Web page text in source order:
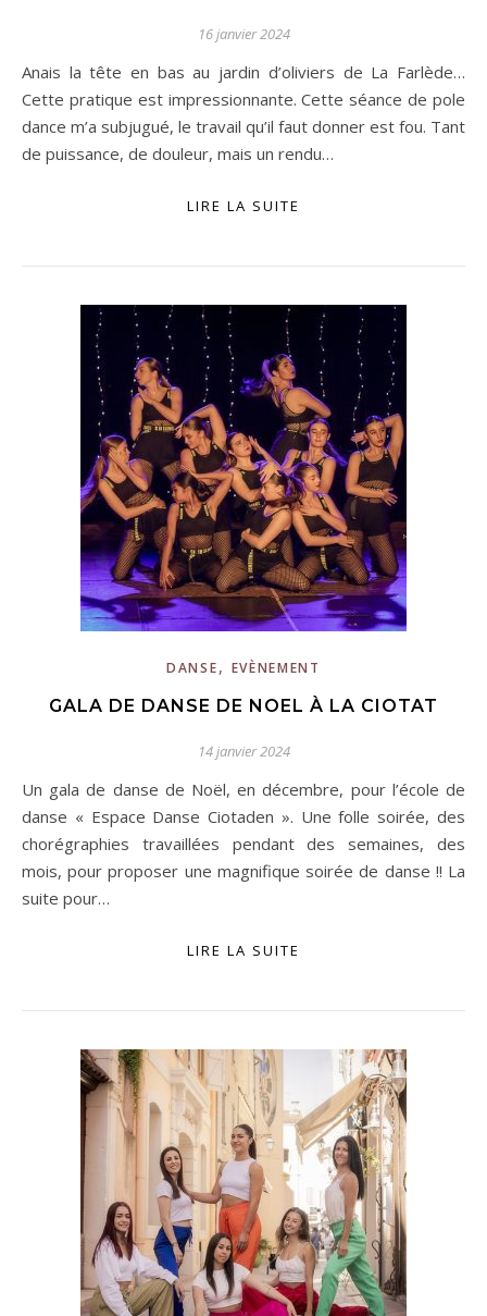
16 janvier 2024
Anais la tête en bas au jardin d’oliviers de La Farlède…
Cette pratique est impressionnante. Cette séance de pole
dance m’a subjugué, le travail qu’il faut donner est fou. Tant
de puissance, de douleur, mais un rendu…
LIRE LA SUITE
DANSE, EVÈNEMENT
GALA DE DANSE DE NOEL À LA CIOTAT
14 janvier 2024
Un gala de danse de Noël, en décembre, pour l’école de
danse « Espace Danse Ciotaden ». Une folle soirée, des
chorégraphies travaillées pendant des semaines, des
mois, pour proposer une magnifique soirée de danse !! La
suite pour…
LIRE LA SUITE